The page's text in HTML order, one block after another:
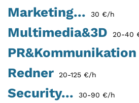
Marketing... 30 €/h
Multimedia&3D 20-40
PR&Kommunikation
Redner 20-125 €/h
Security... 30-90 €/h